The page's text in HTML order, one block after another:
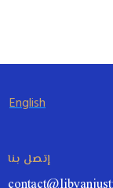
English
إتصل بنا